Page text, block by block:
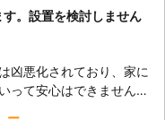
は一見すると監視カメラ
いものですので、本物の
視カメラを併用すること
した相手を撮影すること
。
。設置を検討しません
凶悪化されており、家に
って安心はできません。